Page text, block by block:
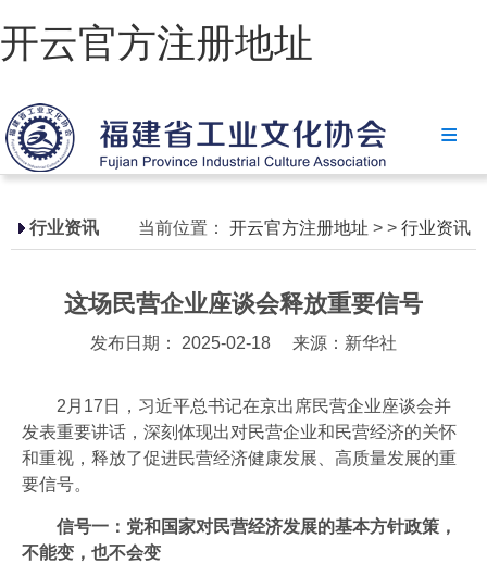
开云官方注册地址
开云官方注册地址
协会简介
政策法规
省级政策
工业文化
工业视频
行业资讯 当前位置： 开云官方注册地址 > > 行业资讯
这场民营企业座谈会释放重要信号
发布日期： 2025-02-18 来源：新华社
2月17日，习近平总书记在京出席民营企业座谈会并
发表重要讲话，深刻体现出对民营企业和民营经济的关怀
和重视，释放了促进民营经济健康发展、高质量发展的重
要信号。
信号一：党和国家对民营经济发展的基本方针政策，
不能变，也不会变